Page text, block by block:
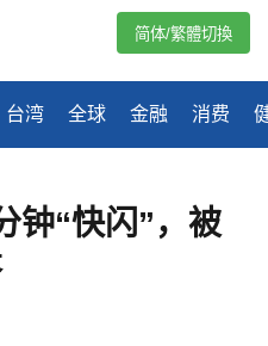
台湾 全球 金融 消费
简体/繁體切換
钟“快闪”，被